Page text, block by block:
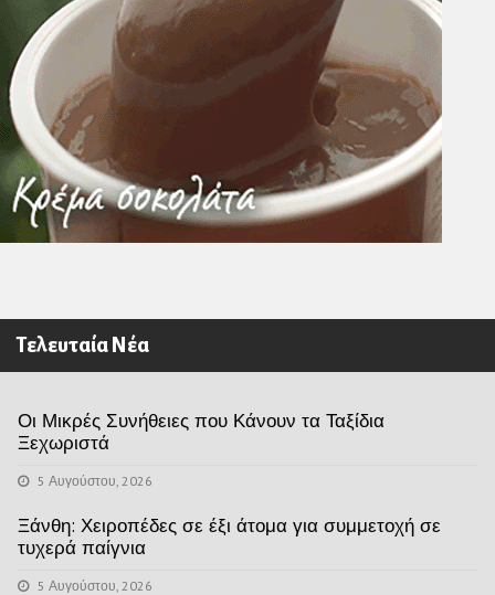
Τελευταία Νέα
Οι Μικρές Συνήθειες που Κάνουν τα Ταξίδια
Ξεχωριστά
5 Αυγούστου, 2026
Ξάνθη: Χειροπέδες σε έξι άτομα για συμμετοχή σε
τυχερά παίγνια
5 Αυγούστου, 2026